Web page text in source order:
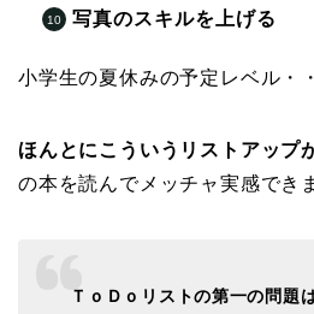
写真のスキルを上げる
小学生の夏休みの予定レベル・
ほんとにこういうリストアップ
の本を読んでメッチャ実感でき
ＴｏＤｏリストの第一の問題